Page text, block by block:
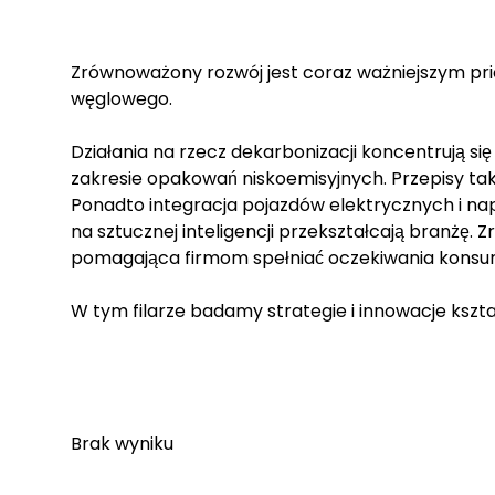
Zrównoważony rozwój jest coraz ważniejszym
węglowego.
Działania na rzecz dekarbonizacji koncentrują
zakresie opakowań niskoemisyjnych. Przepisy
Ponadto integracja pojazdów elektrycznych i
na sztucznej inteligencji przekształcają
pomagająca firmom spełniać oczekiwania
W tym filarze badamy strategie i innowacje
Brak wyniku